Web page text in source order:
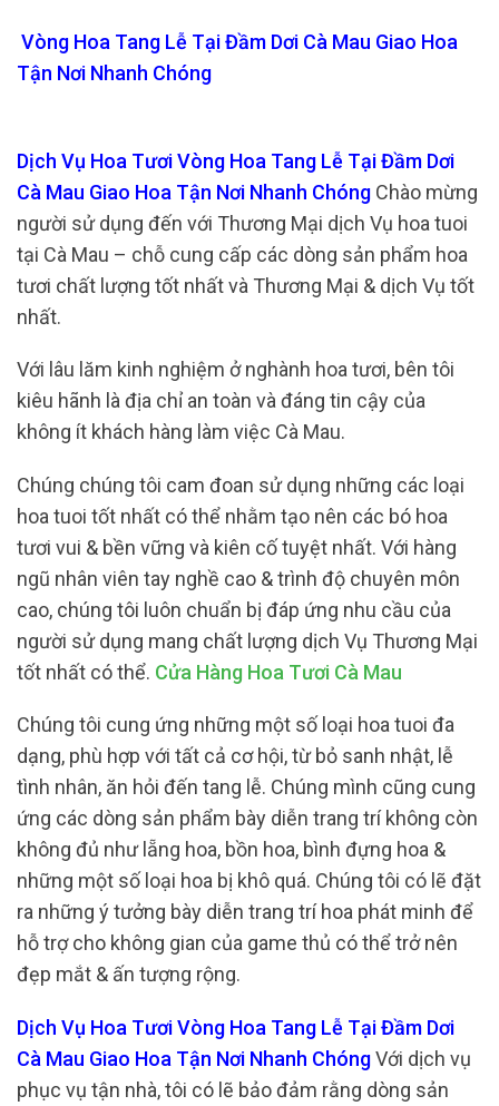
Vòng Hoa Tang Lễ Tại Đầm Dơi Cà Mau Giao Hoa
Tận Nơi Nhanh Chóng
Dịch Vụ Hoa Tươi Vòng Hoa Tang Lễ Tại Đầm Dơi
Cà Mau Giao Hoa Tận Nơi Nhanh Chóng Chào mừng
người sử dụng đến với Thương Mại dịch Vụ hoa tuoi
tại Cà Mau – chỗ cung cấp các dòng sản phẩm hoa
tươi chất lượng tốt nhất và Thương Mại & dịch Vụ tốt
nhất.
Với lâu lăm kinh nghiệm ở nghành hoa tươi, bên tôi
kiêu hãnh là địa chỉ an toàn và đáng tin cậy của
không ít khách hàng làm việc Cà Mau.
Chúng chúng tôi cam đoan sử dụng những các loại
hoa tuoi tốt nhất có thể nhằm tạo nên các bó hoa
tươi vui & bền vững và kiên cố tuyệt nhất. Với hàng
ngũ nhân viên tay nghề cao & trình độ chuyên môn
cao, chúng tôi luôn chuẩn bị đáp ứng nhu cầu của
người sử dụng mang chất lượng dịch Vụ Thương Mại
tốt nhất có thể. Cửa Hàng Hoa Tươi Cà Mau
Chúng tôi cung ứng những một số loại hoa tuoi đa
dạng, phù hợp với tất cả cơ hội, từ bỏ sanh nhật, lễ
tình nhân, ăn hỏi đến tang lễ. Chúng mình cũng cung
ứng các dòng sản phẩm bày diễn trang trí không còn
không đủ như lẵng hoa, bồn hoa, bình đựng hoa &
những một số loại hoa bị khô quá. Chúng tôi có lẽ đặt
ra những ý tưởng bày diễn trang trí hoa phát minh để
hỗ trợ cho không gian của game thủ có thể trở nên
đẹp mắt & ấn tượng rộng.
Dịch Vụ Hoa Tươi Vòng Hoa Tang Lễ Tại Đầm Dơi
Cà Mau Giao Hoa Tận Nơi Nhanh ChóngVới dịch vụ
phục vụ tận nhà, tôi có lẽ bảo đảm rằng dòng sản